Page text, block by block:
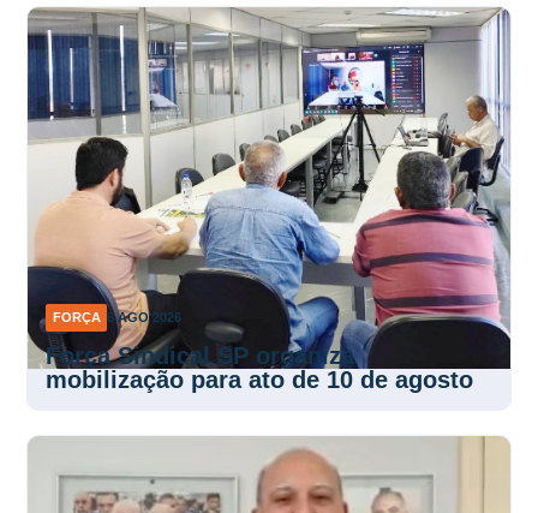
FORÇA 6 AGO 2026
Força Sindical SP organiza
mobilização para ato de 10 de agosto